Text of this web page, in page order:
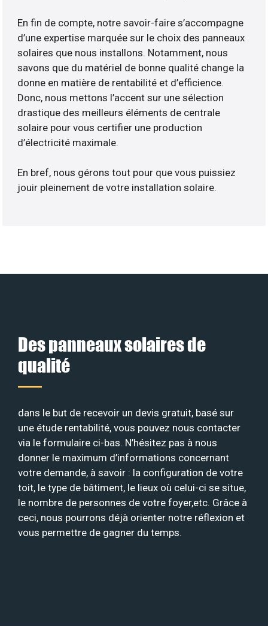
En fin de compte, notre savoir-faire s’accompagne
d’une expertise marquée sur le choix des panneaux
solaires que nous installons. Notamment, nous
savons que du matériel de bonne qualité change la
donne en matière de rentabilité et d’efficience.
Donc, nous mettons l’accent sur une sélection
drastique des meilleurs éléments de centrale
solaire pour vous certifier une production
d’électricité maximale.
En bref, nous gérons tout pour que vous puissiez
jouir pleinement de votre installation solaire.
Des panneaux solaires de
qualité
dans le but de recevoir un devis gratuit, basé sur
une étude rentabilité, vous pouvez nous contacter
via le formulaire ci-bas. N’hésitez pas à nous
donner le maximum d’informations concernant
votre demande, à savoir : la configuration de votre
toit, le type de bâtiment, le lieux où celui-ci se situe,
le nombre de personnes de votre foyer,etc. Grâce à
ceci, nous pourrons déjà orienter notre réflexion et
vous permettre de gagner du temps.